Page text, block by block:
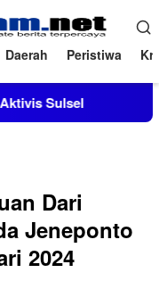
Daerah Peristiwa
Kapolres
Dari
Jeneponto
2024